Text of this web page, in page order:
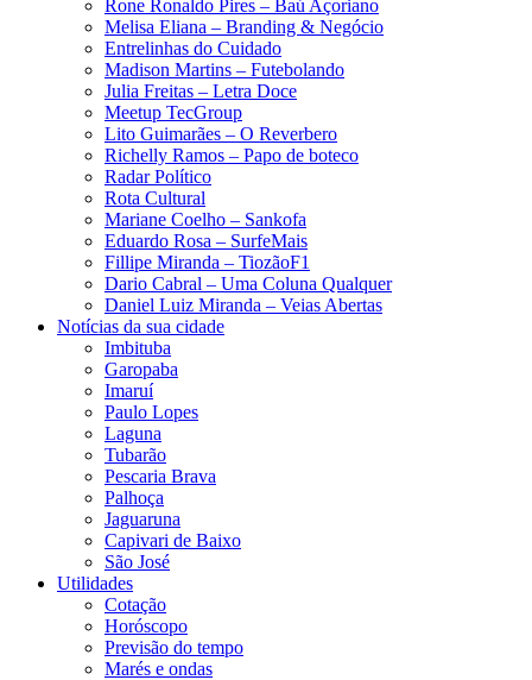
Rone Ronaldo Pires – Baú Açoriano
Melisa Eliana – Branding & Negócio
Entrelinhas do Cuidado
Madison Martins – Futebolando
Julia Freitas​ – Letra Doce
Meetup TecGroup
Lito Guimarães – O Reverbero
Richelly Ramos​ – Papo de boteco
Radar Político
Rota Cultural
Mariane Coelho – Sankofa
Eduardo Rosa​ – SurfeMais
Fillipe Miranda – TiozãoF1
Dario Cabral – Uma Coluna Qualquer
Daniel Luiz Miranda – Veias Abertas
Notícias da sua cidade
Imbituba
Garopaba
Imaruí
Paulo Lopes
Laguna
Tubarão
Pescaria Brava
Palhoça
Jaguaruna
Capivari de Baixo
São José
Utilidades
Cotação
Horóscopo
Previsão do tempo
Marés e ondas